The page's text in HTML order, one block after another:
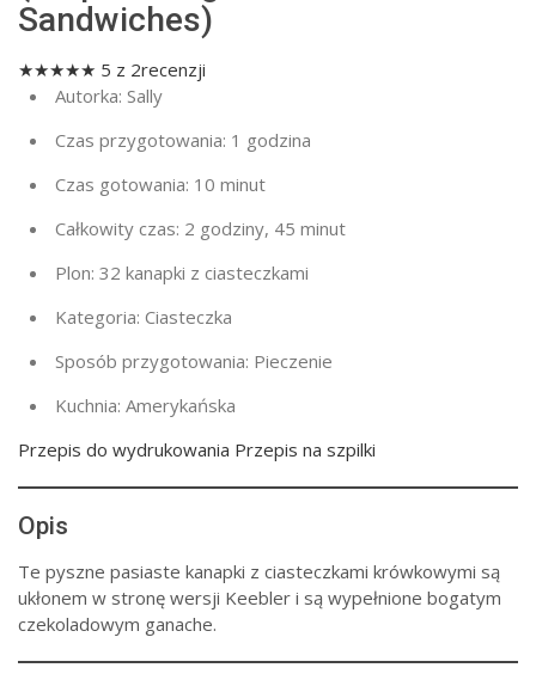
Sandwiches)
★★★★★ 5 z 2recenzji
Autorka: Sally
Czas przygotowania: 1 godzina
Czas gotowania: 10 minut
Całkowity czas: 2 godziny, 45 minut
Plon: 32 kanapki z ciasteczkami
Kategoria: Ciasteczka
Sposób przygotowania: Pieczenie
Kuchnia: Amerykańska
Przepis do wydrukowania Przepis na szpilki
Opis
Te pyszne pasiaste kanapki z ciasteczkami krówkowymi są
ukłonem w stronę wersji Keebler i są wypełnione bogatym
czekoladowym ganache.